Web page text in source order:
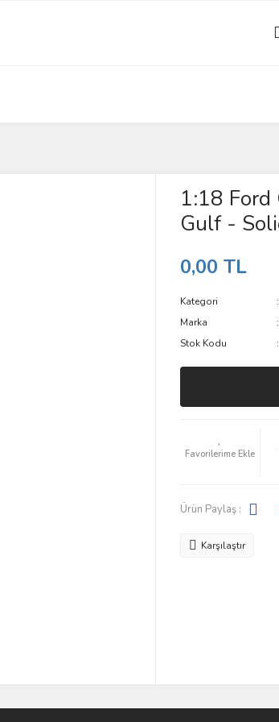
1:18
Gulf -
0,00 TL
Kategori
Marka
Stok Kodu
Ürün Paylaş :
Karşılaştır